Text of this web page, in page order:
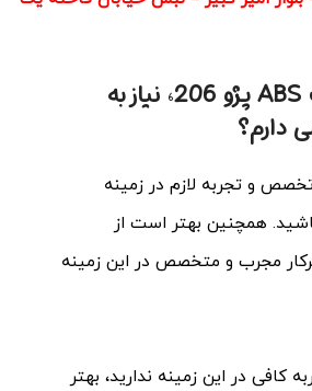
آیا برای نصب ABS پژو 206، نیاز به
و تجربه لازم در زمینه
همچنین بهتر است از
مجرب و متخصص در این زمینه
کافی در این زمینه ندارید، بهتر